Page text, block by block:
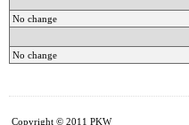
No change
No change
Copyright © 2011 PKW